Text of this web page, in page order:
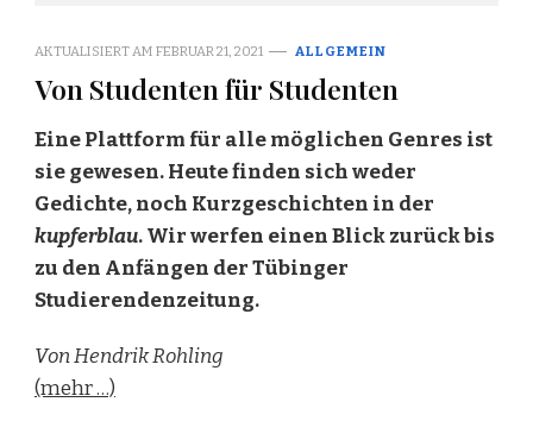
AKTUALISIERT AM FEBRUAR 21, 2021 ALLGEMEIN
Von Studenten für Studenten
Eine Plattform für alle möglichen Genres ist
sie gewesen. Heute finden sich weder
Gedichte, noch Kurzgeschichten in der
kupferblau. Wir werfen einen Blick zurück bis
zu den Anfängen der Tübinger
Studierendenzeitung.
Von Hendrik Rohling
(mehr …)